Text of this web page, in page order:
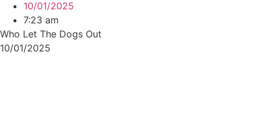
10/01/2025
7:23 am
Who Let The Dogs Out
10/01/2025